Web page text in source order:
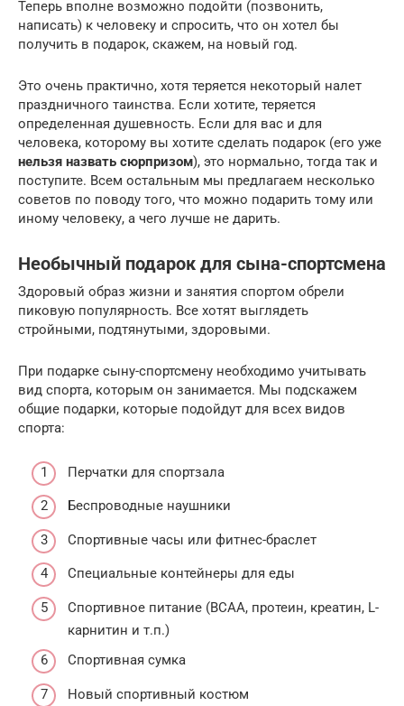
Теперь вполне возможно подойти (позвонить,
написать) к человеку и спросить, что он хотел бы
получить в подарок, скажем, на новый год.
Это очень практично, хотя теряется некоторый налет
праздничного таинства. Если хотите, теряется
определенная душевность. Если для вас и для
человека, которому вы хотите сделать подарок (его уже
нельзя назвать сюрпризом), это нормально, тогда так и
поступите. Всем остальным мы предлагаем несколько
советов по поводу того, что можно подарить тому или
иному человеку, а чего лучше не дарить.
Необычный подарок для сына-спортсмена
Здоровый образ жизни и занятия спортом обрели
пиковую популярность. Все хотят выглядеть
стройными, подтянутыми, здоровыми.
При подарке сыну-спортсмену необходимо учитывать
вид спорта, которым он занимается. Мы подскажем
общие подарки, которые подойдут для всех видов
спорта:
Перчатки для спортзала
Беспроводные наушники
Спортивные часы или фитнес-браслет
Специальные контейнеры для еды
Спортивное питание (BCAA, протеин, креатин, L-
карнитин и т.п.)
Спортивная сумка
Новый спортивный костюм